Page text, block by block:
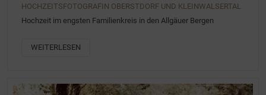
HOCHZEITSFOTOGRAFIN OBERSTDORF UND KLEINWALSERTAL
Hochzeit im engsten Familienkreis in den Allgäuer Bergen
WEITERLESEN